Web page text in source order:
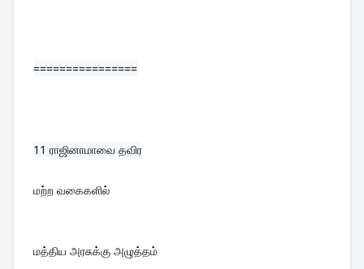
================
11 ராஜினாமாவை தவிர
மற்ற வகைகளில்
மத்திய அரசுக்கு அழுத்தம்